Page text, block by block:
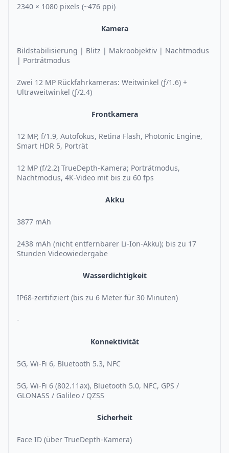
2340 × 1080 pixels (~476 ppi)
Kamera
Bildstabilisierung | Blitz | Makroobjektiv | Nachtmodus
| Porträtmodus
Zwei 12 MP Rückfahrkameras: Weitwinkel (ƒ/1.6) +
Ultraweitwinkel (ƒ/2.4)
Frontkamera
12 MP, f/1.9, Autofokus, Retina Flash, Photonic Engine,
Smart HDR 5, Porträt
12 MP (f/2.2) TrueDepth-Kamera; Porträtmodus,
Nachtmodus, 4K-Video mit bis zu 60 fps
Akku
3877 mAh
2438 mAh (nicht entfernbarer Li-Ion-Akku); bis zu 17
Stunden Videowiedergabe
Wasserdichtigkeit
IP68-zertifiziert (bis zu 6 Meter für 30 Minuten)
-
Konnektivität
5G, Wi-Fi 6, Bluetooth 5.3, NFC
5G, Wi-Fi 6 (802.11ax), Bluetooth 5.0, NFC, GPS /
GLONASS / Galileo / QZSS
Sicherheit
Face ID (über TrueDepth-Kamera)